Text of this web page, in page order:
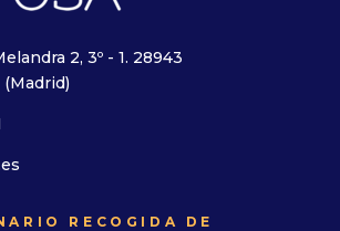
2, 3º - 1. 28943
RECOGIDA DE